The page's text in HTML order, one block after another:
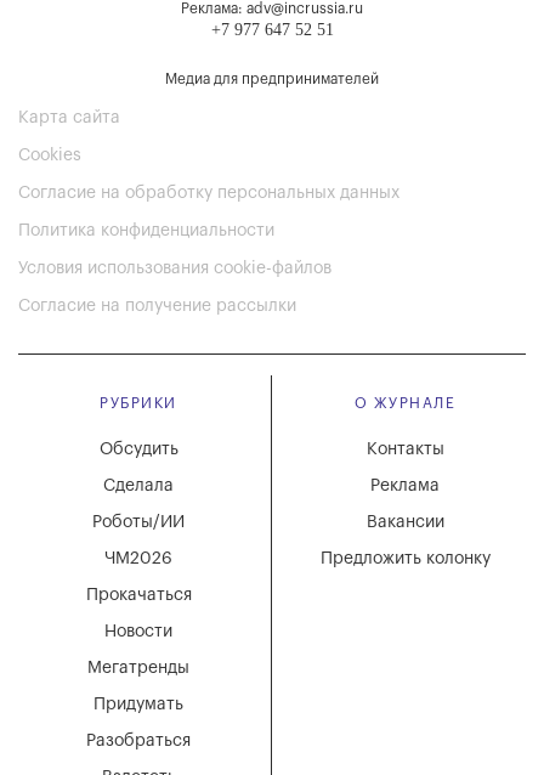
Реклама: adv@incrussia.ru
+7 977 647 52 51
Медиа для предпринимателей
Карта сайта
Cookies
Согласие на обработку персональных данных
Политика конфиденциальности
Условия использования cookie-файлов
Согласие на получение рассылки
РУБРИКИ
Мегатренды
Придумать
Разобраться
Новости
Обсудить
Сделала
Роботы/ИИ
ЧМ2026
Прокачаться
О ЖУРНАЛЕ
Вакансии
Реклама
Контакты
Предложить колонку